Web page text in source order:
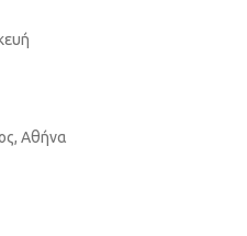
Αθήνα